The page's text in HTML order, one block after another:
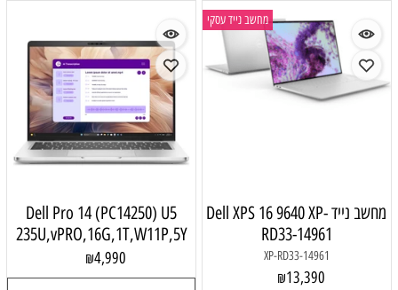
מחשב נייד עסקי
מחשב נייד Dell XPS 16 9640 XP-
RD33-14961
XP-RD33-14961
₪13,390
Dell Pro 14 (PC14250) U5
235U,vPRO,16G,1T,W11P,5Y
₪4,990